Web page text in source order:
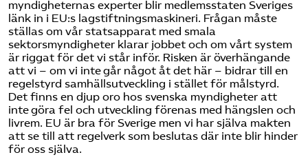
myndigheternas experter blir medlemsstaten Sveriges
länk in i EU:s lagstiftningsmaskineri. Frågan måste
ställas om vår statsapparat med smala
sektorsmyndigheter klarar jobbet och om vårt system
är riggat för det vi står inför. Risken är överhängande
att vi – om vi inte går något åt det här – bidrar till en
regelstyrd samhällsutveckling i stället för målstyrd.
Det finns en djup oro hos svenska myndigheter att
inte göra fel och utveckling förenas med hängslen och
livrem. EU är bra för Sverige men vi har själva makten
att se till att regelverk som beslutas där inte blir hinder
för oss själva.